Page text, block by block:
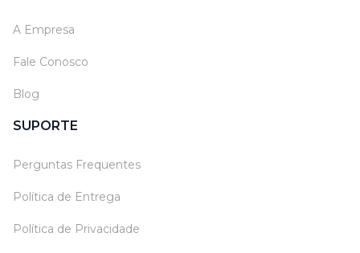
A Empresa
Fale Conosco
Blog
SUPORTE
Perguntas Frequentes
Política de Entrega
Política de Privacidade